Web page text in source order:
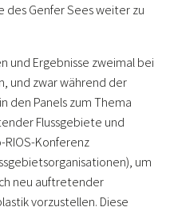
des Genfer Sees weiter zu
und Ergebnisse zweimal bei
und zwar während der
den Panels zum Thema
Flussgebiete und
RIOS-Konferenz
um
neu auftretender
vorzustellen. Diese